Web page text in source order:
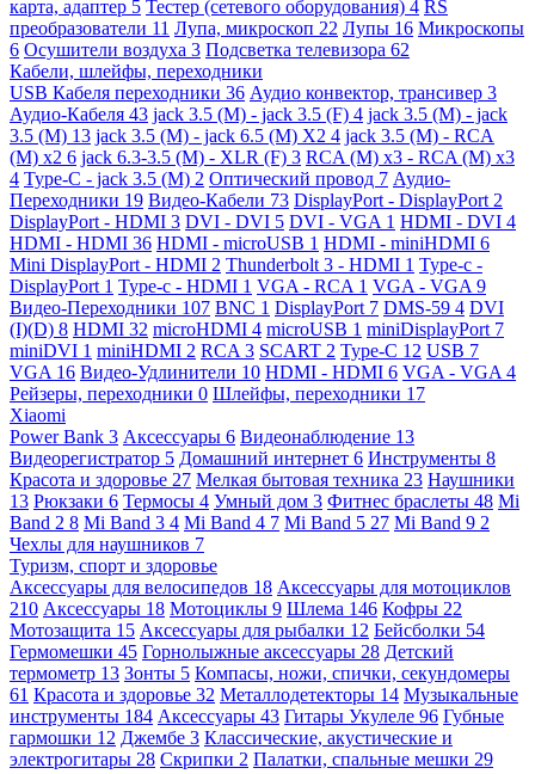
карта, адаптер 5 Тестер (сетевого оборудования) 4 RS
преобразователи 11 Лупа, микроскоп 22 Лупы 16 Микроскопы
6 Осушители воздуха 3 Подсветка телевизора 62
Кабели, шлейфы, переходники
USB Кабеля переходники 36 Аудио конвектор, трансивер 3
Аудио-Кабеля 43 jack 3.5 (M) - jack 3.5 (F) 4 jack 3.5 (M) - jack
3.5 (M) 13 jack 3.5 (M) - jack 6.5 (M) X2 4 jack 3.5 (M) - RCA
(M) x2 6 jack 6.3-3.5 (M) - XLR (F) 3 RCA (M) x3 - RCA (M) x3
4 Type-C - jack 3.5 (M) 2 Оптический провод 7 Аудио-
Переходники 19 Видео-Кабели 73 DisplayPort - DisplayPort 2
DisplayPort - HDMI 3 DVI - DVI 5 DVI - VGA 1 HDMI - DVI 4
HDMI - HDMI 36 HDMI - microUSB 1 HDMI - miniHDMI 6
Mini DisplayPort - HDMI 2 Thunderbolt 3 - HDMI 1 Type-c -
DisplayPort 1 Type-c - HDMI 1 VGA - RCA 1 VGA - VGA 9
Видео-Переходники 107 BNC 1 DisplayPort 7 DMS-59 4 DVI
(I)(D) 8 HDMI 32 microHDMI 4 microUSB 1 miniDisplayPort 7
miniDVI 1 miniHDMI 2 RCA 3 SCART 2 Type-C 12 USB 7
VGA 16 Видео-Удлинители 10 HDMI - HDMI 6 VGA - VGA 4
Рейзеры, переходники 0 Шлейфы, переходники 17
Xiaomi
Power Bank 3 Аксессуары 6 Видеонаблюдение 13
Видеорегистратор 5 Домашний интернет 6 Инструменты 8
Красота и здоровье 27 Мелкая бытовая техника 23 Наушники
13 Рюкзаки 6 Термосы 4 Умный дом 3 Фитнес браслеты 48 Mi
Band 2 8 Mi Band 3 4 Mi Band 4 7 Mi Band 5 27 Mi Band 9 2
Чехлы для наушников 7
Туризм, спорт и здоровье
Аксессуары для велосипедов 18 Аксессуары для мотоциклов
210 Аксессуары 18 Мотоциклы 9 Шлема 146 Кофры 22
Мотозащита 15 Аксессуары для рыбалки 12 Бейсболки 54
Гермомешки 45 Горнолыжные аксессуары 28 Детский
термометр 13 Зонты 5 Компасы, ножи, спички, секундомеры
61 Красота и здоровье 32 Металлодетекторы 14 Музыкальные
инструменты 184 Аксессуары 43 Гитары Укулеле 96 Губные
гармошки 12 Джембе 3 Классические, акустические и
электрогитары 28 Скрипки 2 Палатки, спальные мешки 29